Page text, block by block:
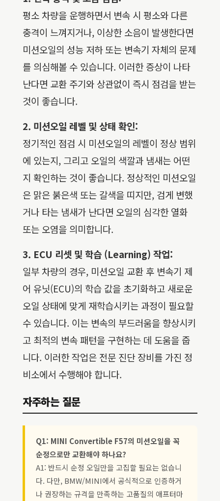
평소 차량을 운행하면서 변속 시 평소와 다른
충격이 느껴지거나, 이상한 소음이 발생한다면
미션오일의 성능 저하 또는 변속기 자체의 문제
를 의심해볼 수 있습니다. 이러한 증상이 나타
난다면 교환 주기와 상관없이 즉시 점검을 받는
것이 좋습니다.
2. 미션오일 레벨 및 상태 확인:
정기적인 점검 시 미션오일의 레벨이 정상 범위
에 있는지, 그리고 오일의 색깔과 냄새는 어떤
지 확인하는 것이 좋습니다. 정상적인 미션오일
은 맑은 붉은색 또는 갈색을 띠지만, 검게 변했
거나 타는 냄새가 난다면 오일의 심각한 열화
또는 오염을 의미합니다.
3. ECU 리셋 및 학습 (Learning) 작업:
일부 차량의 경우, 미션오일 교환 후 변속기 제
어 유닛(ECU)의 학습 값을 초기화하고 새로운
오일 상태에 맞게 재학습시키는 과정이 필요할
수 있습니다. 이는 변속의 부드러움을 향상시키
고 최적의 변속 패턴을 구현하는 데 도움을 줍
니다. 이러한 작업은 전문 진단 장비를 가진 정
비소에서 수행해야 합니다.
자주하는 질문
Q1: MINI Convertible F57의 미션오일을 꼭
순정으로만 교환해야 하나요?
A1: 반드시 순정 오일만을 고집할 필요는 없습니
다. 다만, BMW/MINI에서 공식적으로 인증하거
나 권장하는 규격을 만족하는 고품질의 애프터마